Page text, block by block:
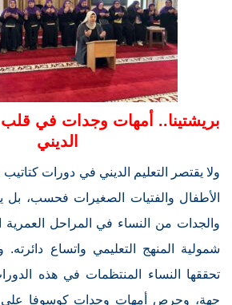
بريشتينا.. أمهات وجدات في قلب
الديني
ولا يقتصر التعليم الديني في دورات
الأطفال والفتيات الصغيرات فحسب، بل
والجدات من النساء في المراحل العمرية
شمولية المنهج التعليمي واتساع دائرته.
تحققها النساء المنتظمات في هذه
جهة، وحرص أمهات وجدات كوسوفا على